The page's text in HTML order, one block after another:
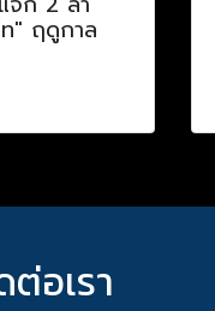
" ฤดูกาล
อเรา